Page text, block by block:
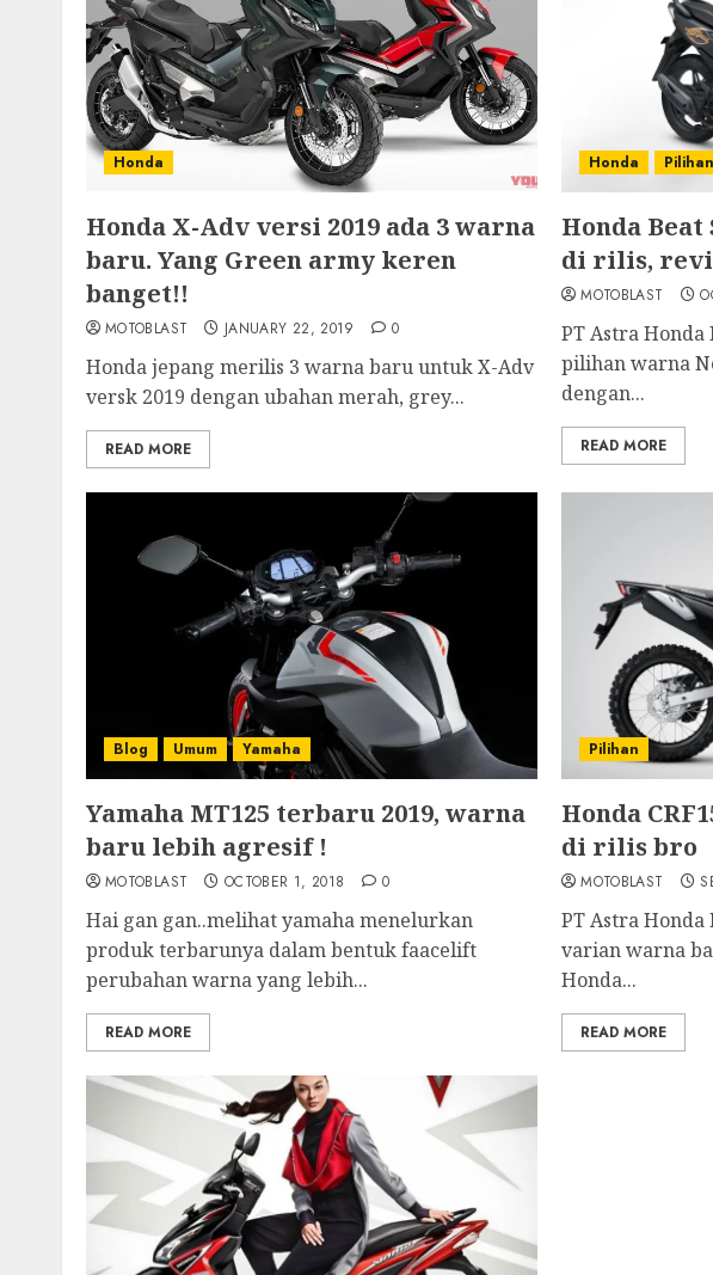
Honda
Honda X-Adv versi 2019 ada 3 warna
baru. Yang Green army keren
banget!!
MOTOBLAST JANUARY 22, 2019 0
Honda jepang merilis 3 warna baru untuk X-Adv
versk 2019 dengan ubahan merah, grey...
READ MORE
Honda Pilihan
Honda
di rilis,
MOTOBLAST
PT Astra
pilihan warna
dengan...
READ MORE
Blog Umum Yamaha
Yamaha MT125 terbaru 2019, warna
baru lebih agresif !
MOTOBLAST OCTOBER 1, 2018 0
Hai gan gan..melihat yamaha menelurkan
produk terbarunya dalam bentuk faacelift
perubahan warna yang lebih...
READ MORE
Pilihan
Honda
di rilis bro
MOTOBLAST
PT Astra
varian warna
Honda...
READ MORE